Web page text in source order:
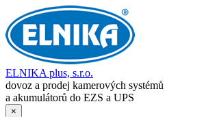
ELNIKA plus, s.r.o.
dovoz a prodej kamerových systémů
a akumulátorů do EZS a UPS
×